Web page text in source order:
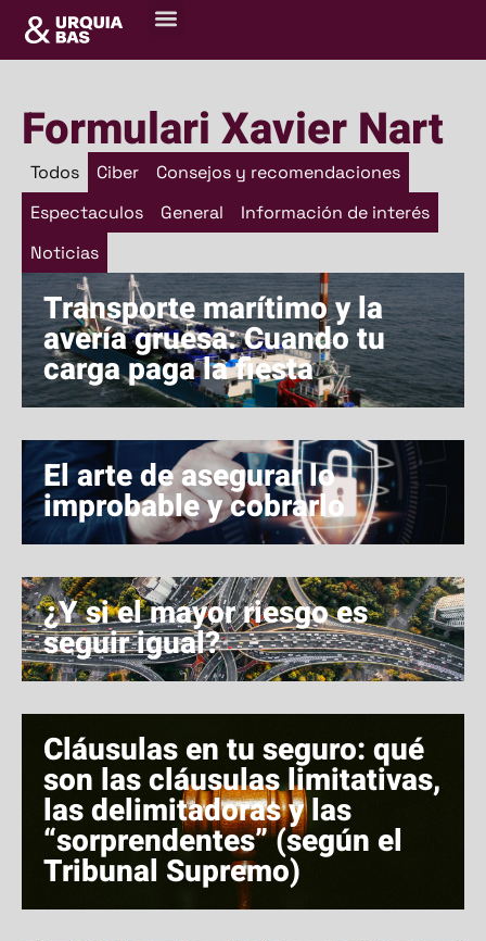
Portada»Formulari Xavier Nart
Formulari Xavier Nart
Ciber
Consejos y recomendaciones
Espectaculos
General
Información de interés
Noticias
Todos
Transporte marítimo y la
avería gruesa: Cuando tu
carga paga la fiesta
El arte de asegurar lo
improbable y cobrarlo
¿Y si el mayor riesgo es
seguir igual?
Cláusulas en tu seguro: qué
son las cláusulas limitativas,
las delimitadoras y las
“sorprendentes” (según el
Tribunal Supremo)